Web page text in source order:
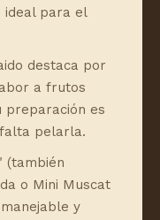
ideal para el
destaca por
a frutos
preparación es
pelarla.
(también
o Mini Muscat
y